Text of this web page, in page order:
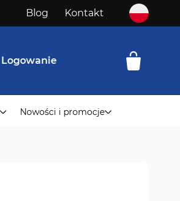
Blog Kontakt
Logowanie
Nowości i promocje